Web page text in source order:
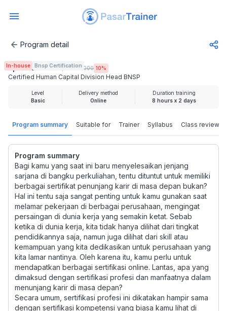
Certified Human Capital Division Head BNSP
Program detail
Program summary Suitable for Trainer Syllabus Class review
Program summary
Bagi kamu yang saat ini baru menyelesaikan jenjang
sarjana di bangku perkuliahan, tentu dituntut untuk memiliki
berbagai sertifikat penunjang karir di masa depan bukan?
Hal ini tentu saja sangat penting untuk kamu gunakan saat
melamar pekerjaan di berbagai perusahaan, mengingat
persaingan di dunia kerja yang semakin ketat. Sebab
ketika di dunia kerja, kita tidak hanya dilihat dari tingkat
pendidikannya saja, namun juga dilihat dari skill atau
kemampuan yang kita dedikasikan untuk perusahaan yang
kita lamar nantinya. Oleh karena itu, kamu perlu untuk
mendapatkan berbagai sertifikasi online. Lantas, apa yang
dimaksud dengan sertifikasi profesi dan manfaatnya dalam
menunjang karir di masa depan?
Secara umum, sertifikasi profesi ini dikatakan hampir sama
dengan sertifikasi kompetensi yang biasa kamu lihat di
In-house Bnsp Certification
Certified Human Capital Division Head BNSP
Rp 4.050.000Rp 4.500.000 10%
Level
Basic
Delivery method
Online
Duration training
8 hours x 2 days